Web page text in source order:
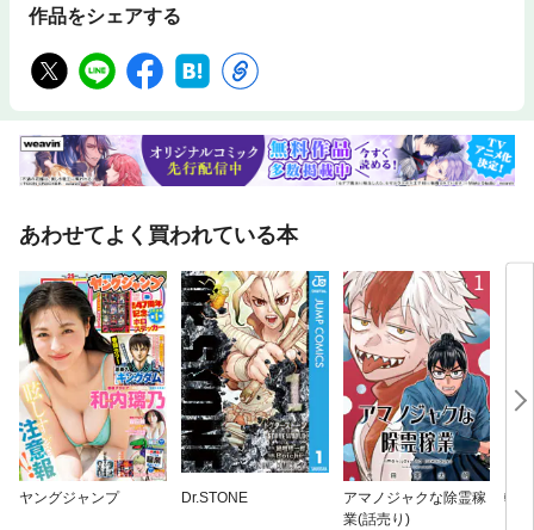
ふタヌキと不思議な田舎暮らしをはじめるゲームフレンドかなり友達心電
ズ雨上がりの空Knock!
作品をシェアする
あわせてよく買われている本
ヤングジャンプ Dr.STONE
アマノジャクな除霊稼
業(話売り)
転